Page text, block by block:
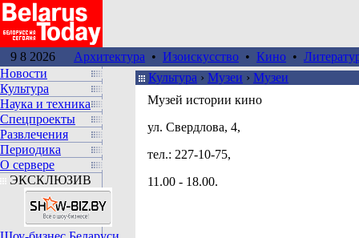
9 8 2026 Архитектура • Изоискусство • Кино •
Новости
Культура
Наука и техника
Спецпроекты
Развлечения
Периодика
О сервере
ЭКСКЛЮЗИВ
Культура › Музеи › Музеи
Музей истории кино
ул. Свердлова, 4,
тел.: 227-10-75,
11.00 - 18.00.